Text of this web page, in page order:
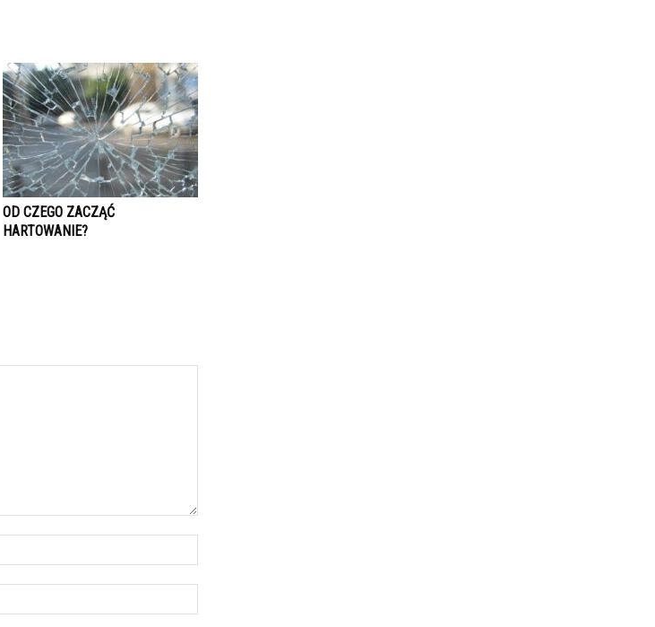
OD CZEGO ZACZĄĆ
HARTOWANIE?